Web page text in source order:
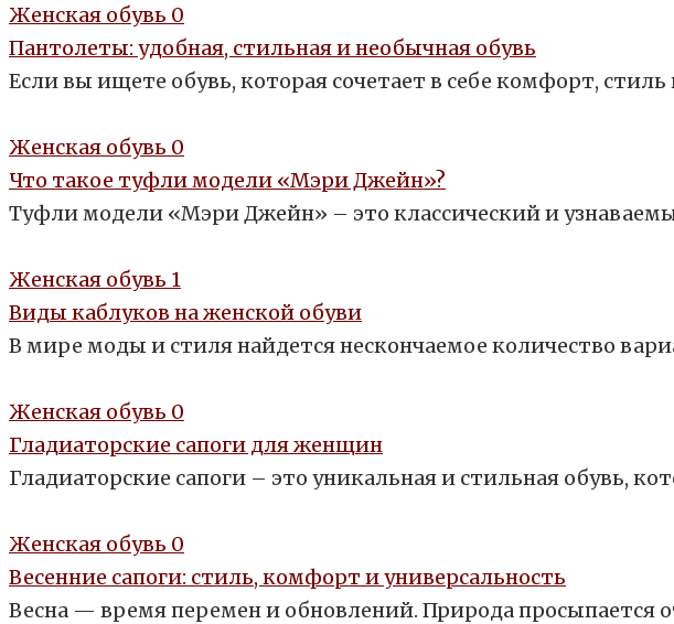
Женская обувь 0
Пантолеты: удобная, стильная и необычная обувь
Если вы ищете обувь, которая сочетает в себе комфорт,
Женская обувь 0
Что такое туфли модели «Мэри Джейн»?
Туфли модели «Мэри Джейн» – это классический и
Женская обувь 1
Виды каблуков на женской обуви
В мире моды и стиля найдется нескончаемое количество
Женская обувь 0
Гладиаторские сапоги для женщин
Гладиаторские сапоги – это уникальная и стильная обувь,
Женская обувь 0
Весенние сапоги: стиль, комфорт и универсальность
Весна — время перемен и обновлений. Природа просыпается